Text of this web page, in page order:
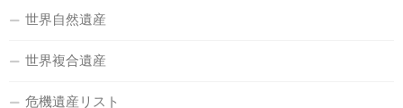
世界自然遺産
世界複合遺産
危機遺産リスト